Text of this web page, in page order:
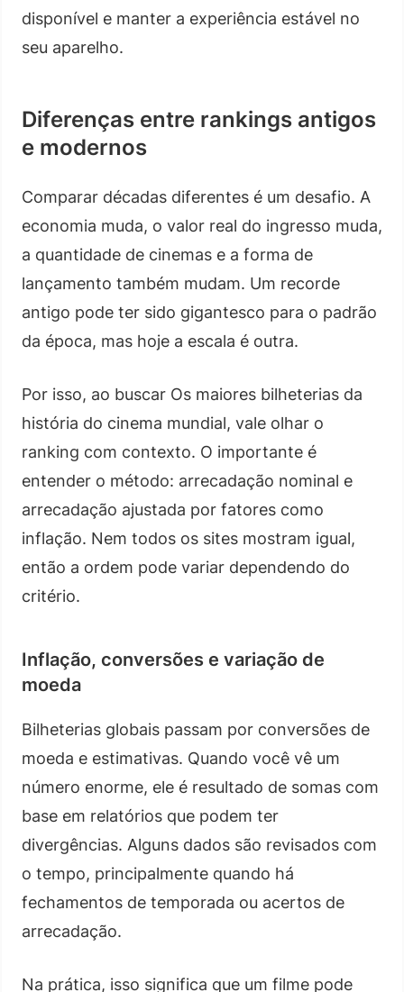
disponível e manter a experiência estável no
seu aparelho.
Diferenças entre rankings antigos
e modernos
Comparar décadas diferentes é um desafio. A
economia muda, o valor real do ingresso muda,
a quantidade de cinemas e a forma de
lançamento também mudam. Um recorde
antigo pode ter sido gigantesco para o padrão
da época, mas hoje a escala é outra.
Por isso, ao buscar Os maiores bilheterias da
história do cinema mundial, vale olhar o
ranking com contexto. O importante é
entender o método: arrecadação nominal e
arrecadação ajustada por fatores como
inflação. Nem todos os sites mostram igual,
então a ordem pode variar dependendo do
critério.
Inflação, conversões e variação de
moeda
Bilheterias globais passam por conversões de
moeda e estimativas. Quando você vê um
número enorme, ele é resultado de somas com
base em relatórios que podem ter
divergências. Alguns dados são revisados com
o tempo, principalmente quando há
fechamentos de temporada ou acertos de
arrecadação.
Na prática, isso significa que um filme pode